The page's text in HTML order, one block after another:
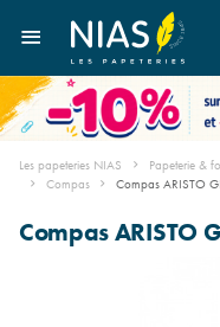
Les papeteries NIAS Papeterie &
Compas
Compas ARISTO
Compas ARISTO